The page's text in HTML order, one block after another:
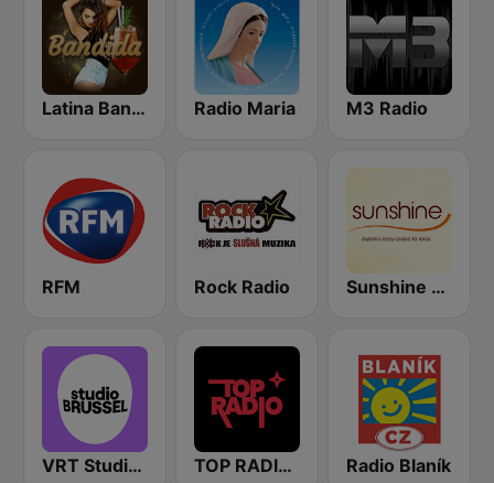
Latina Bandida! Radio Maria M3 Radio
RFM Rock Radio Sunshine 106.8 FM
VRT Studio Brussel TOP RADIO 101 Radio Blaník